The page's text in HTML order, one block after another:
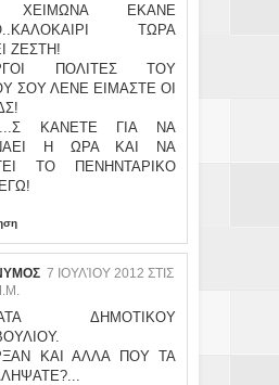
ΕΚΑΝΕ
ΤΩΡΑ
ΖΕΣΤΗ!
ΠΟΛΙΤΕΣ ΤΟΥ
ΣΟΥ ΛΕΝΕ ΕΙΜΑΣΤΕ ΟΙ
ΚΑΝΕΤΕ ΓΙΑ ΝΑ
Η ΩΡΑ ΚΑΙ ΝΑ
ΤΟ ΠΕΝΗΝΤΑΡΙΚΟ
7 ΙΟΥΛΊΟΥ 2012 ΣΤΙΣ
ΔΗΜΟΤΙΚΟΥ
ΚΑΙ ΑΛΛΑ ΠΟΥ ΤΑ